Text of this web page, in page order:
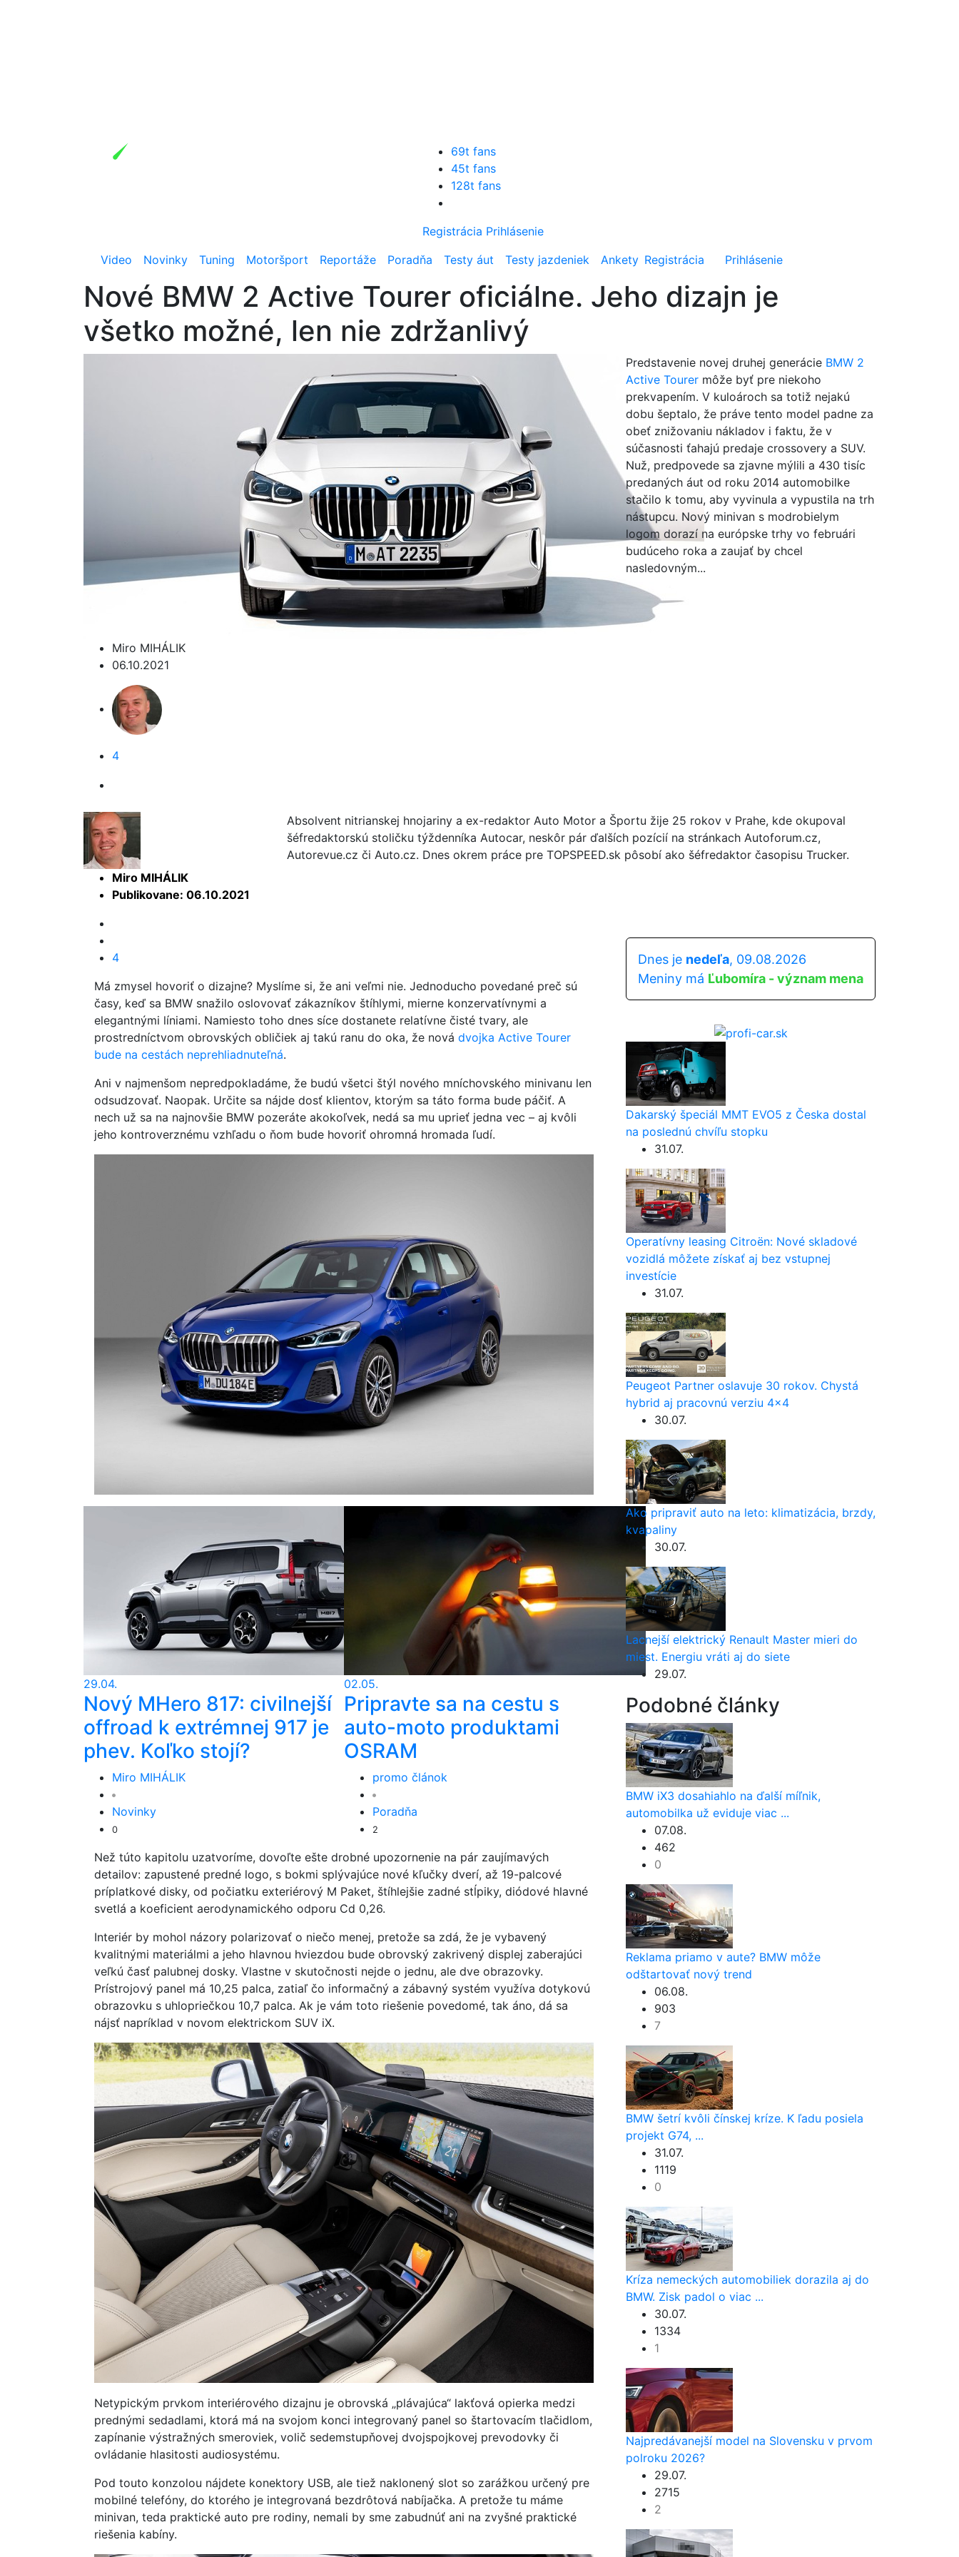
69t fans
45t fans
128t fans
Registrácia Prihlásenie
Video
Novinky Tuning Motoršport Reportáže Poradňa Testy áut Testy jazdeniek Ankety Registrácia Prihlásenie
Nové BMW 2 Active Tourer oficiálne. Jeho dizajn je
všetko možné, len nie zdržanlivý
Miro MIHÁLIK
06.10.2021
4
Predstavenie novej druhej generácie BMW 2
Active Tourer môže byť pre niekoho
prekvapením. V kuloároch sa totiž nejakú
dobu šeptalo, že práve tento model padne za
obeť znižovaniu nákladov i faktu, že v
súčasnosti ťahajú predaje crossovery a SUV.
Nuž, predpovede sa zjavne mýlili a 430 tisíc
predaných áut od roku 2014 automobilke
stačilo k tomu, aby vyvinula a vypustila na trh
nástupcu. Nový minivan s modrobielym
logom dorazí na európske trhy vo februári
budúceho roka a zaujať by chcel
nasledovným...
Miro MIHÁLIK
Publikovane: 06.10.2021
Absolvent nitrianskej hnojariny a ex-redaktor Auto Motor a Športu žije 25 rokov v Prahe, kde okupoval
šéfredaktorskú stoličku týždenníka Autocar, neskôr pár ďalších pozícií na stránkach Autoforum.cz,
Autorevue.cz či Auto.cz. Dnes okrem práce pre TOPSPEED.sk pôsobí ako šéfredaktor časopisu Trucker.
4
Má zmysel hovoriť o dizajne? Myslíme si, že ani veľmi nie. Jednoducho povedané preč sú
časy, keď sa BMW snažilo oslovovať zákazníkov štíhlymi, mierne konzervatívnymi a
elegantnými líniami. Namiesto toho dnes síce dostanete relatívne čisté tvary, ale
prostredníctvom obrovských obličiek aj takú ranu do oka, že nová dvojka Active Tourer
bude na cestách neprehliadnuteľná.
Ani v najmenšom nepredpokladáme, že budú všetci štýl nového mníchovského minivanu len
odsudzovať. Naopak. Určite sa nájde dosť klientov, ktorým sa táto forma bude páčiť. A
nech už sa na najnovšie BMW pozeráte akokoľvek, nedá sa mu uprieť jedna vec – aj kvôli
jeho kontroverznému vzhľadu o ňom bude hovoriť ohromná hromada ľudí.
29.04.
Nový MHero 817: civilnejší
offroad k extrémnej 917 je
phev. Koľko stojí?
Miro MIHÁLIK
Novinky
0
02.05.
Pripravte sa na cestu s
auto-moto produktami
OSRAM
promo článok
Poradňa
2
Než túto kapitolu uzatvoríme, dovoľte ešte drobné upozornenie na pár zaujímavých
detailov: zapustené predné logo, s bokmi splývajúce nové kľučky dverí, až 19-palcové
príplatkové disky, od počiatku exteriérový M Paket, štíhlejšie zadné stĺpiky, diódové hlavné
svetlá a koeficient aerodynamického odporu Cd 0,26.
Interiér by mohol názory polarizovať o niečo menej, pretože sa zdá, že je vybavený
kvalitnými materiálmi a jeho hlavnou hviezdou bude obrovský zakrivený displej zaberajúci
veľkú časť palubnej dosky. Vlastne v skutočnosti nejde o jednu, ale dve obrazovky.
Prístrojový panel má 10,25 palca, zatiaľ čo informačný a zábavný systém využíva dotykovú
obrazovku s uhlopriečkou 10,7 palca. Ak je vám toto riešenie povedomé, tak áno, dá sa
nájsť napríklad v novom elektrickom SUV iX.
Netypickým prvkom interiérového dizajnu je obrovská „plávajúca“ lakťová opierka medzi
prednými sedadlami, ktorá má na svojom konci integrovaný panel so štartovacím tlačidlom,
zapínanie výstražných smeroviek, volič sedemstupňovej dvojspojkovej prevodovky či
ovládanie hlasitosti audiosystému.
Pod touto konzolou nájdete konektory USB, ale tiež naklonený slot so zarážkou určený pre
mobilné telefóny, do ktorého je integrovaná bezdrôtová nabíjačka. A pretože tu máme
minivan, teda praktické auto pre rodiny, nemali by sme zabudnúť ani na zvyšné praktické
riešenia kabíny.
Dnes je nedeľa, 09.08.2026
Meniny má Ľubomíra - význam mena
Dakarský špeciál MMT EVO5 z Česka dostal
na poslednú chvíľu stopku
31.07.
Operatívny leasing Citroën: Nové skladové
vozidlá môžete získať aj bez vstupnej
investície
31.07.
Peugeot Partner oslavuje 30 rokov. Chystá
hybrid aj pracovnú verziu 4×4
30.07.
Ako pripraviť auto na leto: klimatizácia, brzdy,
kvapaliny
30.07.
Lacnejší elektrický Renault Master mieri do
miest. Energiu vráti aj do siete
29.07.
Podobné články
BMW iX3 dosahiahlo na ďalší míľnik,
automobilka už eviduje viac ...
07.08.
462
0
Reklama priamo v aute? BMW môže
odštartovať nový trend
06.08.
903
7
BMW šetrí kvôli čínskej kríze. K ľadu posiela
projekt G74, ...
31.07.
1119
0
Kríza nemeckých automobiliek dorazila aj do
BMW. Zisk padol o viac ...
30.07.
1334
1
Najpredávanejší model na Slovensku v prvom
polroku 2026?
29.07.
2715
2